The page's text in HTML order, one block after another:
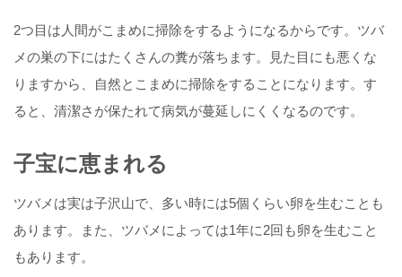
2つ目は人間がこまめに掃除をするようになるからです。ツバ
メの巣の下にはたくさんの糞が落ちます。見た目にも悪くな
りますから、自然とこまめに掃除をすることになります。す
ると、清潔さが保たれて病気が蔓延しにくくなるのです。
子宝に恵まれる
ツバメは実は子沢山で、多い時には5個くらい卵を生むことも
あります。また、ツバメによっては1年に2回も卵を生むこと
もあります。